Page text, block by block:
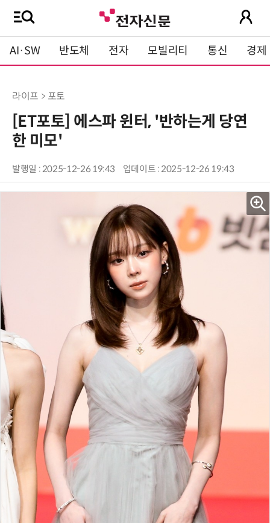
AI·SW 반도체 전자 모빌리티 통신 경제
라이프 > 포토
[ET포토] 에스파 윈터, '반하는게 당연
한 미모'
발행일 : 2025-12-26 19:43 업데이트 : 2025-12-26 19:43